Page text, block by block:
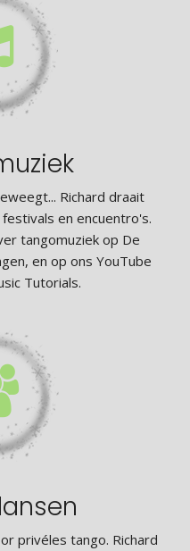
Richard draait
en encuentro's.
tangomuziek op De
en op ons YouTube
Tutorials.
privéles tango. Richard